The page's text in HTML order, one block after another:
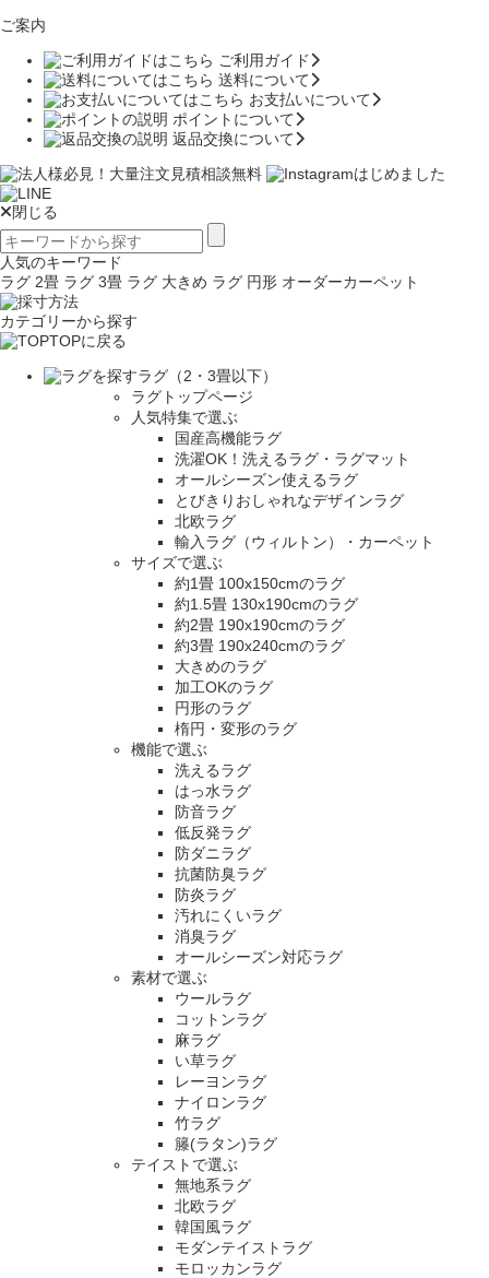
ご案内
ご利用ガイド
送料について
お支払いについて
ポイントについて
返品交換について
閉じる
人気のキーワード
ラグ 2畳 ラグ 3畳 ラグ 大きめ ラグ 円形 オーダーカーペット
カテゴリーから探す
TOPに戻る
ラグ（2・3畳以下）
ラグトップページ
人気特集で選ぶ
国産高機能ラグ
洗濯OK！洗えるラグ・ラグマット
オールシーズン使えるラグ
とびきりおしゃれなデザインラグ
北欧ラグ
輸入ラグ（ウィルトン）・カーペット
サイズで選ぶ
約1畳 100x150cmのラグ
約1.5畳 130x190cmのラグ
約2畳 190x190cmのラグ
約3畳 190x240cmのラグ
大きめのラグ
加工OKのラグ
円形のラグ
楕円・変形のラグ
機能で選ぶ
洗えるラグ
はっ水ラグ
防音ラグ
低反発ラグ
防ダニラグ
抗菌防臭ラグ
防炎ラグ
汚れにくいラグ
消臭ラグ
オールシーズン対応ラグ
素材で選ぶ
ウールラグ
コットンラグ
麻ラグ
い草ラグ
レーヨンラグ
ナイロンラグ
竹ラグ
籐(ラタン)ラグ
テイストで選ぶ
無地系ラグ
北欧ラグ
韓国風ラグ
モダンテイストラグ
モロッカンラグ